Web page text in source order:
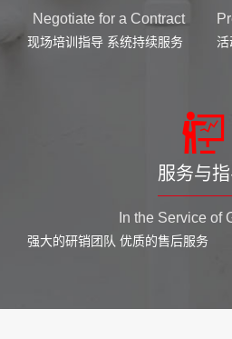
Negotiate for a Contract
现场培训指导 系统持续服务 活
服务与
In the Service of
强大的研销团队 优质的售后服务